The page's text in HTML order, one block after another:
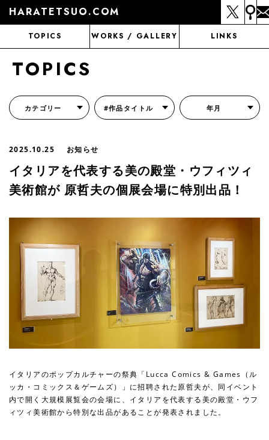
HARATETSUO.COM
TOPICS WORKS / GALLERY LINKS
TOPICS
カテゴリー #作品タイトル 年月
2025.10.25 お知らせ
イタリアを代表する美の殿堂・ウフィツィ
美術館が 原哲夫の個展会場に特別出品！
イタリアのポップカルチャーの祭典「Lucca Comics & Games（ル
ッカ・コミックス＆ゲームズ）」に招聘された原哲夫が、同イベント
内で開く大規模展覧会の会場に、イタリアを代表する美の殿堂・ウフ
ィツィ美術館から特別な出品があることが発表されました。